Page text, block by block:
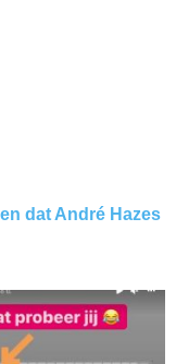
dat André Hazes